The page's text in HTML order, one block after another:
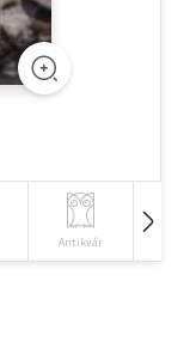
Antikvár